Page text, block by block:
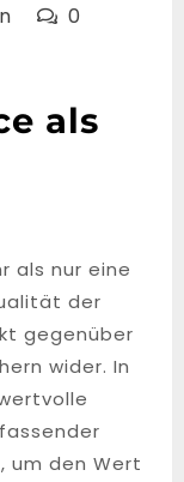
Taimurkhan
0
als
als nur eine
der
gegenüber
wider. In
um den Wert